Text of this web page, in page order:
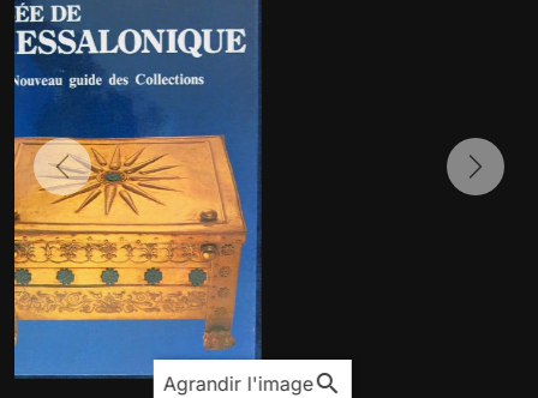
Previous Next
Agrandir l'image